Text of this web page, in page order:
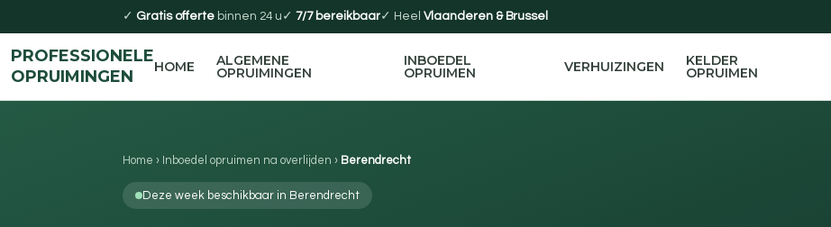
✓ Gratis offerte binnen 24 u ✓ 7/7 bereikbaar✓ Heel Vlaanderen & Brussel
PROFESSIONELE
OPRUIMINGEN
HOME ALGEMENE
OPRUIMINGEN
INBOEDEL
OPRUIMEN VERHUIZINGEN KELDER
OPRUIMEN
Home › Inboedel opruimen na overlijden › Berendrecht
Deze week beschikbaar in Berendrecht